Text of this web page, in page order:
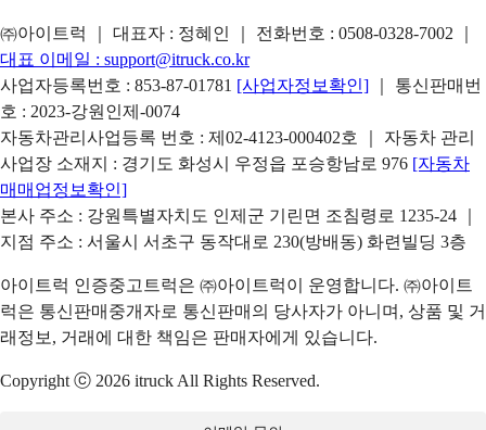
㈜아이트럭 ｜ 대표자 : 정혜인 ｜ 전화번호 : 0508-0328-7002
대표 이메일 : support@itruck.co.kr
사업자등록번호 : 853-87-01781 [사업자정보확인]
｜ 통신판매번
호 : 2023-강원인제-0074
자동차관리사업등록 번호 : 제02-4123-000402호 ｜ 자동차 관리
사업장 소재지 : 경기도 화성시 우정읍 포승항남로 976 [자동차
매매업정보확인]
본사 주소 : 강원특별자치도 인제군 기린면 조침령로 1235-24 ｜
지점 주소 : 서울시 서초구 동작대로 230(방배동) 화련빌딩 3층
아이트럭 인증중고트럭은 ㈜아이트럭이 운영합니다. ㈜아이트
럭은 통신판매중개자로 통신판매의 당사자가 아니며, 상품 및 거
래정보, 거래에 대한 책임은 판매자에게 있습니다.
Copyright ⓒ 2026 itruck All Rights Reserved.